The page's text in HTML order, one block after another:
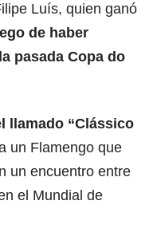
Luís, quien ganó
de haber
pasada Copa do
llamado “Clássico
un Flamengo que
un encuentro entre
el Mundial de